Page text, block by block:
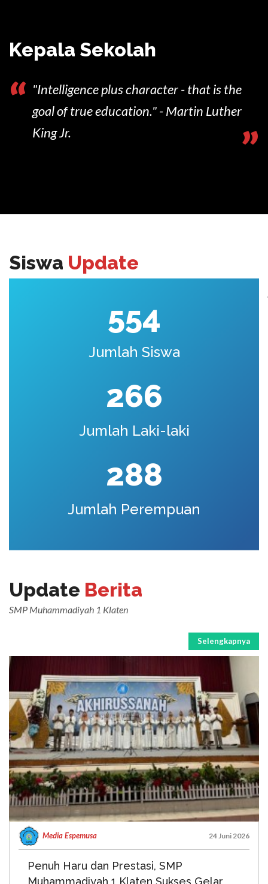
Kepala Sekolah
“ "Intelligence plus character - that is the
goal of true education." - Martin Luther
King Jr.
”
Siswa Update
554
Jumlah Siswa
266
Jumlah Laki-laki
288
Jumlah Perempuan
Update Berita
SMP Muhammadiyah 1 Klaten
Selengkapnya
Media Espemusa 24 Juni 2026
Penuh Haru dan Prestasi, SMP
Muhammadiyah 1 Klaten Sukses Gelar